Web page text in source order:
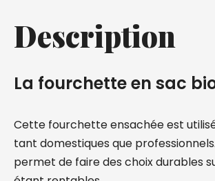
Description
La fourchette en sac
Cette fourchette ensachée est
tant domestiques que
permet de faire des choix durables